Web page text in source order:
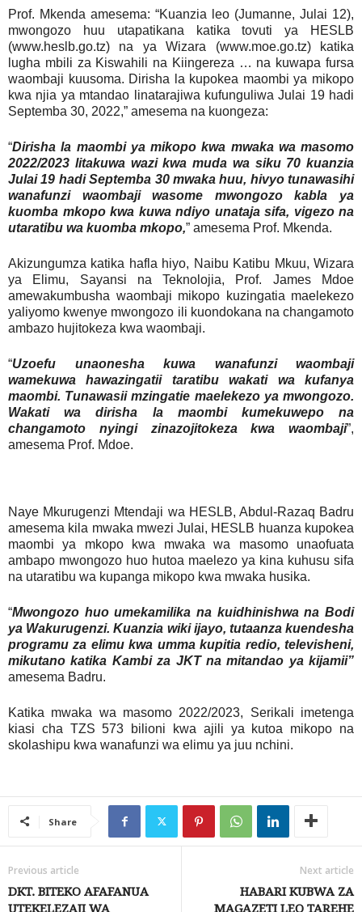
Prof. Mkenda amesema: “Kuanzia leo (Jumanne, Julai 12),
mwongozo huu utapatikana katika tovuti ya HESLB
(www.heslb.go.tz) na ya Wizara (www.moe.go.tz) katika
lugha mbili za Kiswahili na Kiingereza … na kuwapa fursa
waombaji kuusoma. Dirisha la kupokea maombi ya mikopo
kwa njia ya mtandao linatarajiwa kufunguliwa Julai 19 hadi
Septemba 30, 2022,” amesema na kuongeza:
“Dirisha la maombi ya mikopo kwa mwaka wa masomo
2022/2023 litakuwa wazi kwa muda wa siku 70 kuanzia
Julai 19 hadi Septemba 30 mwaka huu, hivyo tunawasihi
wanafunzi waombaji wasome mwongozo kabla ya
kuomba mkopo kwa kuwa ndiyo unataja sifa, vigezo na
utaratibu wa kuomba mkopo,” amesema Prof. Mkenda.
Akizungumza katika hafla hiyo, Naibu Katibu Mkuu, Wizara
ya Elimu, Sayansi na Teknolojia, Prof. James Mdoe
amewakumbusha waombaji mikopo kuzingatia maelekezo
yaliyomo kwenye mwongozo ili kuondokana na changamoto
ambazo hujitokeza kwa waombaji.
“Uzoefu unaonesha kuwa wanafunzi waombaji
wamekuwa hawazingatii taratibu wakati wa kufanya
maombi. Tunawasii mzingatie maelekezo ya mwongozo.
Wakati wa dirisha la maombi kumekuwepo na
changamoto nyingi zinazojitokeza kwa waombaji”,
amesema Prof. Mdoe.
Naye Mkurugenzi Mtendaji wa HESLB, Abdul-Razaq Badru
amesema kila mwaka mwezi Julai, HESLB huanza kupokea
maombi ya mkopo kwa mwaka wa masomo unaofuata
ambapo mwongozo huo hutoa maelezo ya kina kuhusu sifa
na utaratibu wa kupanga mikopo kwa mwaka husika.
“Mwongozo huo umekamilika na kuidhinishwa na Bodi
ya Wakurugenzi. Kuanzia wiki ijayo, tutaanza kuendesha
programu za elimu kwa umma kupitia redio, televisheni,
mikutano katika Kambi za JKT na mitandao ya kijamii”
amesema Badru.
Katika mwaka wa masomo 2022/2023, Serikali imetenga
kiasi cha TZS 573 bilioni kwa ajili ya kutoa mikopo na
skolashipu kwa wanafunzi wa elimu ya juu nchini.
Share
Previous article
DKT. BITEKO AFAFANUA
UTEKELEZAJI WA
Next article
HABARI KUBWA ZA
MAGAZETI LEO TAREHE